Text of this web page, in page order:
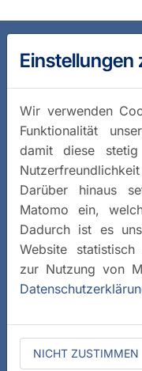
Einstellungen
Wir verwenden
Funktionalität
damit diese
Darüber hinaus
Matomo ein,
Dadurch ist es
Website
zur Nutzung von
NICHT ZUSTIMMEN